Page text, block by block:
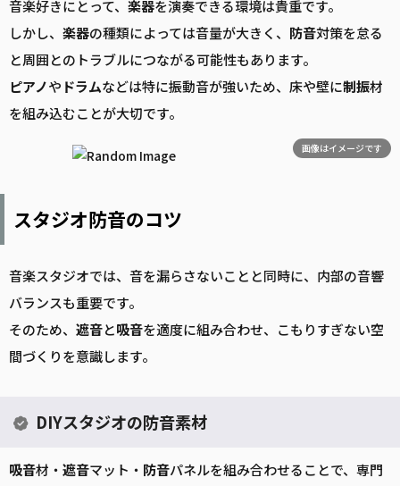
音楽好きにとって、 楽器を演奏できる環境は貴重です。
しかし、 楽器の種類によっては音量が大きく、 防音対策を怠る
と周囲とのトラブルにつながる可能性もあります。
ピアノや ドラムなどは特に振動音が強いため、床や壁に制振材
を組み込むことが大切です。
画像はイメージです
スタジオ防音のコツ
音楽スタジオでは、音を漏らさないことと同時に、内部の音響
バランスも重要です。
そのため、 遮音と吸音を適度に組み合わせ、こもりすぎない空
間づくりを意識します。
DIYスタジオの防音素材
吸音材・ 遮音マット・ 防音パネルを組み合わせることで、専門